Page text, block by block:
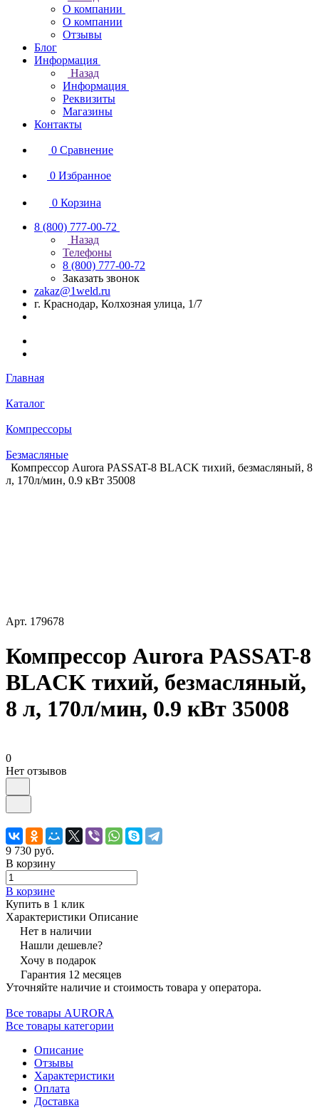
О компании
О компании
Отзывы
Блог
Информация
Назад
Информация
Реквизиты
Магазины
Контакты
0 Сравнение
0 Избранное
0 Корзина
8 (800) 777-00-72
Назад
Телефоны
8 (800) 777-00-72
Заказать звонок
zakaz@1weld.ru
г. Краснодар, Колхозная улица, 1/7
Главная
Каталог
Компрессоры
Безмасляные
Компрессор Aurora PASSAT-8 BLACK тихий, безмасляный, 8
л, 170л/мин, 0.9 кВт 35008
Арт. 179678
Компрессор Aurora PASSAT-8
BLACK тихий, безмасляный,
8 л, 170л/мин, 0.9 кВт 35008
0
Нет отзывов
9 730 руб.
В корзину
В корзине
Купить в 1 клик
Характеристики Описание
Нет в наличии
Нашли дешевле?
Хочу в подарок
Гарантия 12 месяцев
Уточняйте наличие и стоимость товара у оператора.
Все товары AURORA
Все товары категории
Описание
Отзывы
Характеристики
Оплата
Доставка